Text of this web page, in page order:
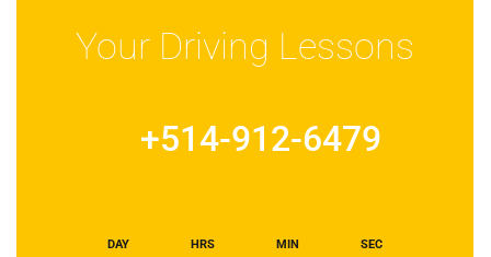
Your Driving Lessons
+514-912-6479
DAY HRS MIN SEC